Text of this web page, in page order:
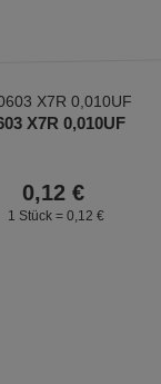
X7R 0,010UF
0,12 €
1 Stück = 0, 12 €